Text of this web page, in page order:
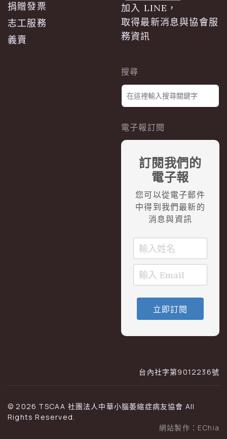
捐贈發票
志工服務
義賣
加入 LINE，
取得最新消息與協會服
務資訊
搜尋
電子報訂閱
訂閱我們的
電子報
您可以從電子郵件
中得到我們最新的
消息與資訊
立即訂閱
台內社字第9012236號
© 2026 TSCAA 社團法人中華小腦萎縮症病友協會 All
Rights Reserved.
網站製作： EChia